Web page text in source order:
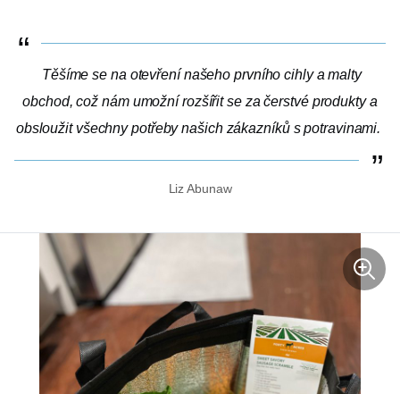
Těšíme se na otevření našeho prvníhocihly a malty
obchod, což nám umožní rozšířit se za čerstvé produkty a
obsloužit všechny potřeby našich zákazníků s potravinami.
Liz Abunaw